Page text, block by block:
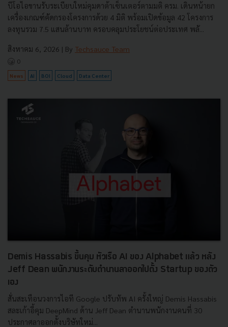
บีโอไอขานรับระเบียบใหม่คุมดาต้าเซ็นเตอร์ตามมติ ครม. เดินหน้ายก
เครื่องเกณฑ์คัดกรองโครงการด้วย 4 มิติ พร้อมเปิดข้อมูล 42 โครงการ
ลงทุนรวม 7.5 แสนล้านบาท ครอบคลุมประโยชน์ต่อประเทศ พลั...
สิงหาคม 6, 2026 | By Techsauce Team
0
News AI BOI Cloud Data Center
Demis Hassabis ขึ้นคุม หัวเรือ AI ของ Alphabet แล้ว หลัง
Jeff Dean พนักงานระดับตำนานลาออกไปตั้ง Startup ของตัว
เอง
สั่นสะเทือนวงการไอที Google ปรับทัพ AI ครั้งใหญ่ Demis Hassabis
สละเก้าอี้คุม DeepMind ด้าน Jeff Dean ตำนานพนักงานคนที่ 30
ประกาศลาออกตั้งบริษัทใหม่...